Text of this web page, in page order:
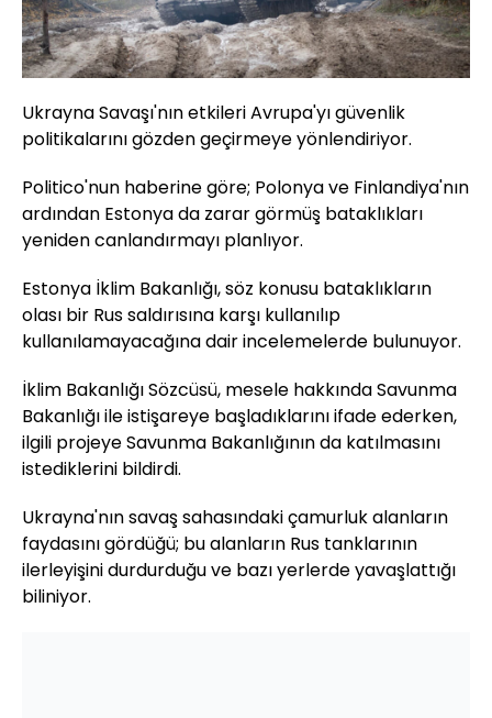
Ukrayna Savaşı'nın etkileri Avrupa'yı güvenlik
politikalarını gözden geçirmeye yönlendiriyor.
Politico'nun haberine göre; Polonya ve Finlandiya'nın
ardından Estonya da zarar görmüş bataklıkları
yeniden canlandırmayı planlıyor.
Estonya İklim Bakanlığı, söz konusu bataklıkların
olası bir Rus saldırısına karşı kullanılıp
kullanılamayacağına dair incelemelerde bulunuyor.
İklim Bakanlığı Sözcüsü, mesele hakkında Savunma
Bakanlığı ile istişareye başladıklarını ifade ederken,
ilgili projeye Savunma Bakanlığının da katılmasını
istediklerini bildirdi.
Ukrayna'nın savaş sahasındaki çamurluk alanların
faydasını gördüğü; bu alanların Rus tanklarının
ilerleyişini durdurduğu ve bazı yerlerde yavaşlattığı
biliniyor.